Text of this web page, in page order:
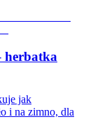
herbatka
jak
i na zimno, dla